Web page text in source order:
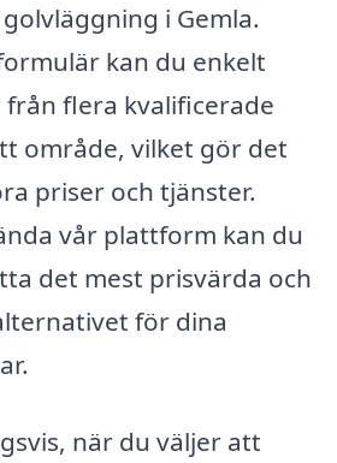
i Gemla.
kan du enkelt
flera kvalificerade
område, vilket gör det
priser och tjänster.
vår plattform kan du
det mest prisvärda och
för dina
när du väljer att